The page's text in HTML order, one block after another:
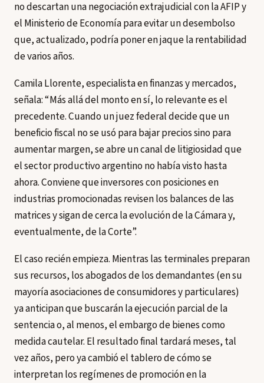
no descartan una negociación extrajudicial con la AFIP y
el Ministerio de Economía para evitar un desembolso
que, actualizado, podría poner en jaque la rentabilidad
de varios años.
Camila Llorente, especialista en finanzas y mercados,
señala: “Más allá del monto en sí, lo relevante es el
precedente. Cuando un juez federal decide que un
beneficio fiscal no se usó para bajar precios sino para
aumentar margen, se abre un canal de litigiosidad que
el sector productivo argentino no había visto hasta
ahora. Conviene que inversores con posiciones en
industrias promocionadas revisen los balances de las
matrices y sigan de cerca la evolución de la Cámara y,
eventualmente, de la Corte”.
El caso recién empieza. Mientras las terminales preparan
sus recursos, los abogados de los demandantes (en su
mayoría asociaciones de consumidores y particulares)
ya anticipan que buscarán la ejecución parcial de la
sentencia o, al menos, el embargo de bienes como
medida cautelar. El resultado final tardará meses, tal
vez años, pero ya cambió el tablero de cómo se
interpretan los regímenes de promoción en la